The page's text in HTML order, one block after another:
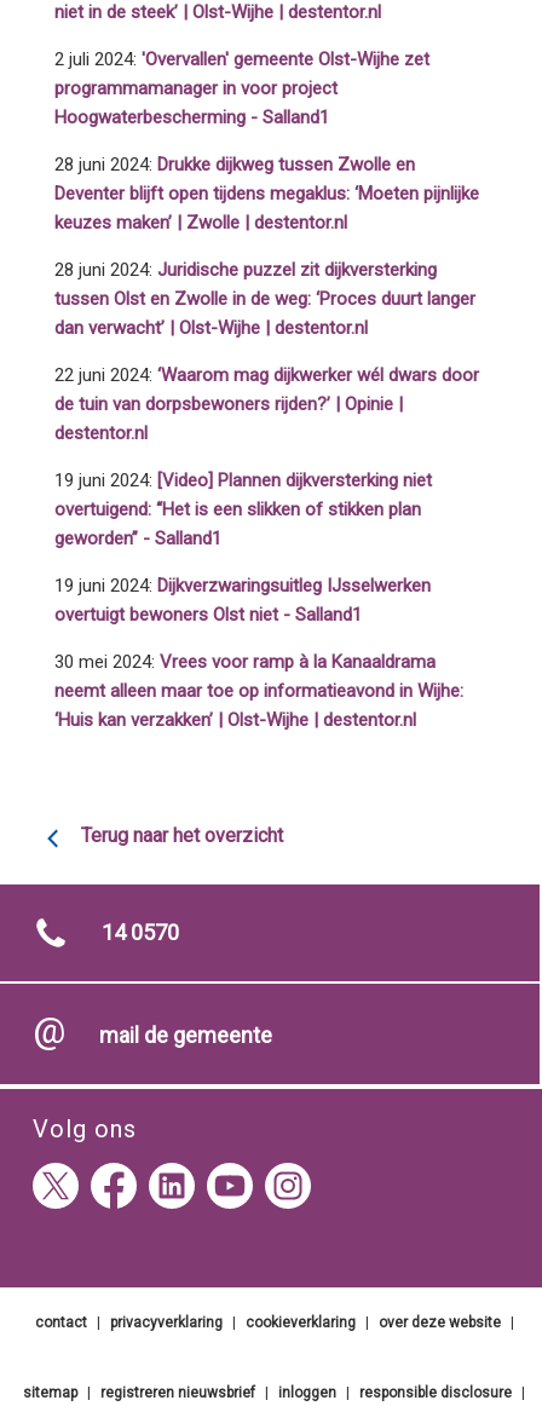
niet in de steek’ | Olst-Wijhe | destentor.nl
2 juli 2024: 'Overvallen' gemeente Olst-Wijhe zet
programmamanager in voor project
Hoogwaterbescherming - Salland1
28 juni 2024: Drukke dijkweg tussen Zwolle en
Deventer blijft open tijdens megaklus: ‘Moeten pijnlijke
keuzes maken’ | Zwolle | destentor.nl
28 juni 2024: Juridische puzzel zit dijkversterking
tussen Olst en Zwolle in de weg: ‘Proces duurt langer
dan verwacht’ | Olst-Wijhe | destentor.nl
22 juni 2024: ‘Waarom mag dijkwerker wél dwars door
de tuin van dorpsbewoners rijden?’ | Opinie |
destentor.nl
19 juni 2024: [Video] Plannen dijkversterking niet
overtuigend: “Het is een slikken of stikken plan
geworden” - Salland1
19 juni 2024: Dijkverzwaringsuitleg IJsselwerken
overtuigt bewoners Olst niet - Salland1
30 mei 2024: Vrees voor ramp à la Kanaaldrama
neemt alleen maar toe op informatieavond in Wijhe:
‘Huis kan verzakken’ | Olst-Wijhe | destentor.nl
Terug naar het overzicht
14 0570
mail de gemeente
Volg ons
contact privacyverklaring cookieverklaring over deze website
sitemap registreren nieuwsbrief inloggen responsible disclosure